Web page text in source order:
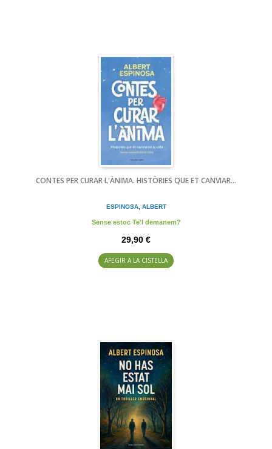
CONTES PER CURAR L'ÀNIMA. HISTÒRIES QUE ET CANVIAR...
ESPINOSA, ALBERT
Sense estoc Te'l demanem?
29,90 €
AFEGIR A LA CISTELLA